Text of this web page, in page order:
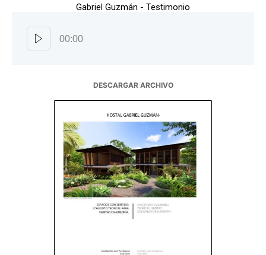
Gabriel Guzmán - Testimonio
00:00
DESCARGAR ARCHIVO